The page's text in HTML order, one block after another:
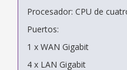
Procesador: CPU de
Puertos:
1 x WAN Gigabit
4 x LAN Gigabit